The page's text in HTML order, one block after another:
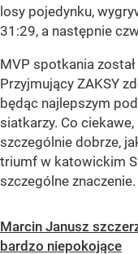
losy pojedynku,
31:29, a następnie
MVP spotkania
Przyjmujący ZAKSY
będąc najlepszym
siatkarzy. Co
szczególnie dobrze,
triumf w katowickim
szczególne znaczenie.
Marcin Janusz
bardzo niepokojące